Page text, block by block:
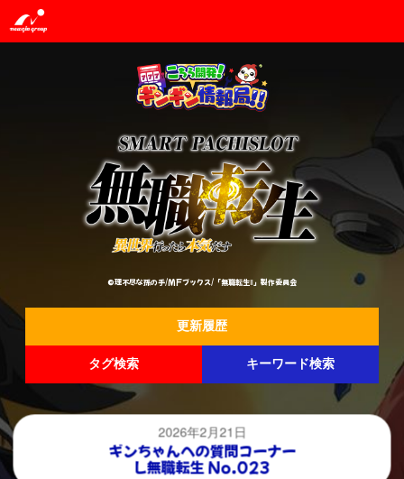
©理不尽な孫の手/MFブックス/「無職転生Ⅱ」製作委員会
更新履歴
タグ検索 キーワード検索
2026年2月21日
ギンちゃんへの質問コーナー
L無職転生 No.023